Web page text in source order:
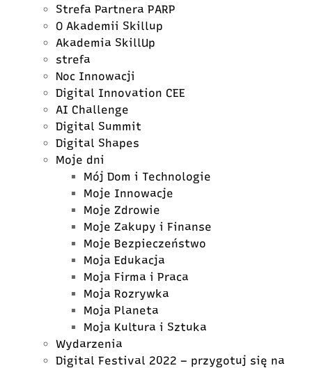
Strefa Partnera PARP
O Akademii Skillup
Akademia SkillUp
strefa
Noc Innowacji
Digital Innovation CEE
AI Challenge
Digital Summit
Digital Shapes
Moje dni
Mój Dom i Technologie
Moje Innowacje
Moje Zdrowie
Moje Zakupy i Finanse
Moje Bezpieczeństwo
Moja Edukacja
Moja Firma i Praca
Moja Rozrywka
Moja Planeta
Moja Kultura i Sztuka
Wydarzenia
Digital Festival 2022 – przygotuj się na